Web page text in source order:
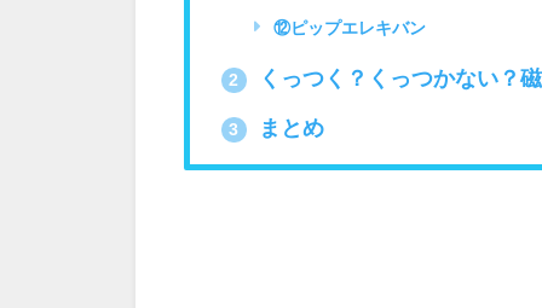
⑫ピップエレキバン
2 くっつく？くっつかない？
3 まとめ